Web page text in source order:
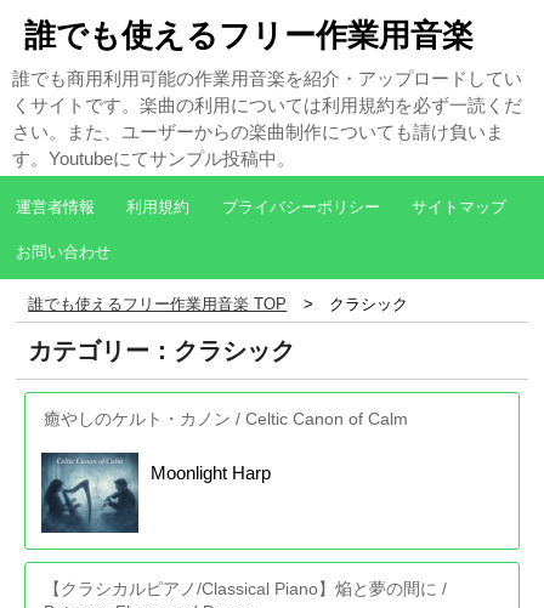
誰でも使えるフリー作業用音楽
誰でも商用利用可能の作業用音楽を紹介・アップロードしてい
くサイトです。楽曲の利用については利用規約を必ず一読くだ
さい。また、ユーザーからの楽曲制作についても請け負いま
す。Youtubeにてサンプル投稿中。
運営者情報 利用規約 プライバシーポリシー サイトマップ
お問い合わせ
誰でも使えるフリー作業用音楽 TOP クラシック
カテゴリー：クラシック
癒やしのケルト・カノン / Celtic Canon of Calm
Moonlight Harp
【クラシカルピアノ/Classical Piano】焔と夢の間に /